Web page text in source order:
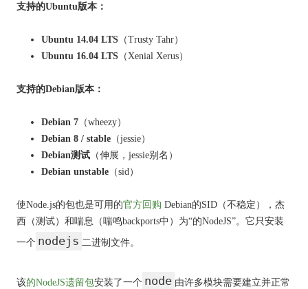
支持的Ubuntu版本：
Ubuntu 14.04 LTS （Trusty Tahr）
Ubuntu 16.04 LTS （Xenial Xerus）
支持的Debian版本：
Debian 7 （wheezy）
Debian 8 / stable （jessie）
Debian测试 （伸展，jessie别名）
Debian unstable （sid）
使Node.js的包也是可用的官方回购 Debian的SID（不稳定），杰
西（测试）和喘息（喘鸣backports中）为“的NodeJS”。 它只安装
一个 nodejs 二进制文件。
该的NodeJS遗留包安装了一个 node 由许多模块需要建立并正常